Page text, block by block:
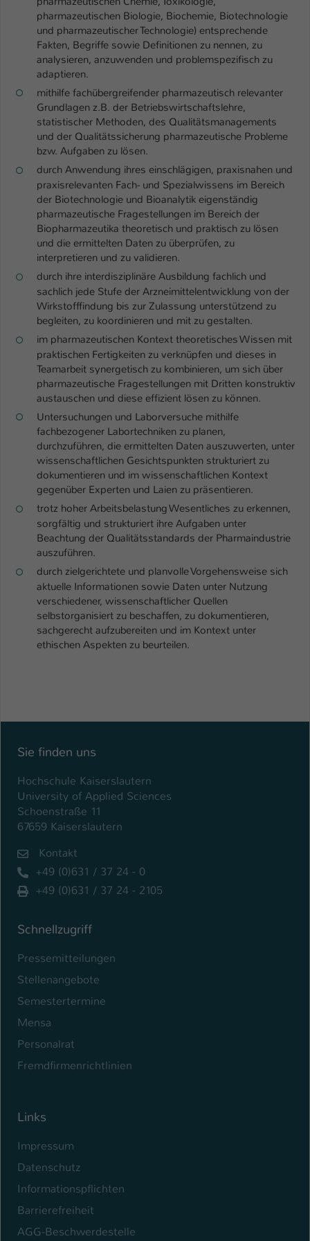
pharmazeutischen Biologie, Biochemie, Biotechnologie
und pharmazeutischer Technologie) entsprechende
Fakten, Begriffe sowie Definitionen zu nennen, zu
analysieren, anzuwenden und problemspezifisch zu
adaptieren.
mithilfe fachübergreifender pharmazeutisch relevanter
Grundlagen z.B. der Betriebswirtschaftslehre,
statistischer Methoden, des Qualitätsmanagements
und der Qualitätssicherung pharmazeutische Probleme
bzw. Aufgaben zu lösen.
durch Anwendung ihres einschlägigen, praxisnahen und
praxisrelevanten Fach- und Spezialwissens im Bereich
der Biotechnologie und Bioanalytik eigenständig
pharmazeutische Fragestellungen im Bereich der
Biopharmazeutika theoretisch und praktisch zu lösen
und die ermittelten Daten zu überprüfen, zu
interpretieren und zu validieren.
durch ihre interdisziplinäre Ausbildung fachlich und
sachlich jede Stufe der Arzneimittelentwicklung von der
Wirkstofffindung bis zur Zulassung unterstützend zu
begleiten, zu koordinieren und mit zu gestalten.
im pharmazeutischen Kontext theoretisches Wissen mit
praktischen Fertigkeiten zu verknüpfen und dieses in
Teamarbeit synergetisch zu kombinieren, um sich über
pharmazeutische Fragestellungen mit Dritten konstruktiv
austauschen und diese effizient lösen zu können.
Untersuchungen und Laborversuche mithilfe
fachbezogener Labortechniken zu planen,
durchzuführen, die ermittelten Daten auszuwerten, unter
wissenschaftlichen Gesichtspunkten strukturiert zu
dokumentieren und im wissenschaftlichen Kontext
gegenüber Experten und Laien zu präsentieren.
trotz hoher Arbeitsbelastung Wesentliches zu erkennen,
sorgfältig und strukturiert ihre Aufgaben unter
Beachtung der Qualitätsstandards der Pharmaindustrie
auszuführen.
durch zielgerichtete und planvolle Vorgehensweise sich
aktuelle Informationen sowie Daten unter Nutzung
verschiedener, wissenschaftlicher Quellen
selbstorganisiert zu beschaffen, zu dokumentieren,
sachgerecht aufzubereiten und im Kontext unter
ethischen Aspekten zu beurteilen.
Sie finden uns
Hochschule Kaiserslautern
University of Applied Sciences
Schoenstraße 11
67659 Kaiserslautern
Kontakt
+49 (0)631 / 37 24 - 0
+49 (0)631 / 37 24 - 2105
Schnellzugriff
Pressemitteilungen
Stellenangebote
Semestertermine
Mensa
Personalrat
Fremdfirmenrichtlinien
Links
Impressum
Datenschutz
Informationspflichten
Barrierefreiheit
AGG-Beschwerdestelle
Zweck
Einstellungen. Unter anderem eine zufällig
generierte ID, für die historische
Speicherung Ihrer vorgenommen
Einstellungen, falls der Webseiten-
Betreiber dies eingestellt hat.
Name fe_typo_user / PHPSESSID
Anbieter TYPO3
Laufzeit 1 Woche
Zweck
Dieses Cookie ist ein Standard-Session-
Cookie von TYPO3. Es speichert im Fall
eines Intranet-Logins die Session-ID. So
kann der eingeloggte Benutzer
wiedererkannt werden und es wird ihm
Zugang zu geschützten Bereichen
gewährt.
Name be_typo_user
Anbieter TYPO3
Laufzeit 1 Tag
Zweck
Dieser Cookie teilt der Webseite mit, ob
ein Besucher im Typo3-Backend
angemeldet ist und Rechte besitzt diese
zu verwalten.